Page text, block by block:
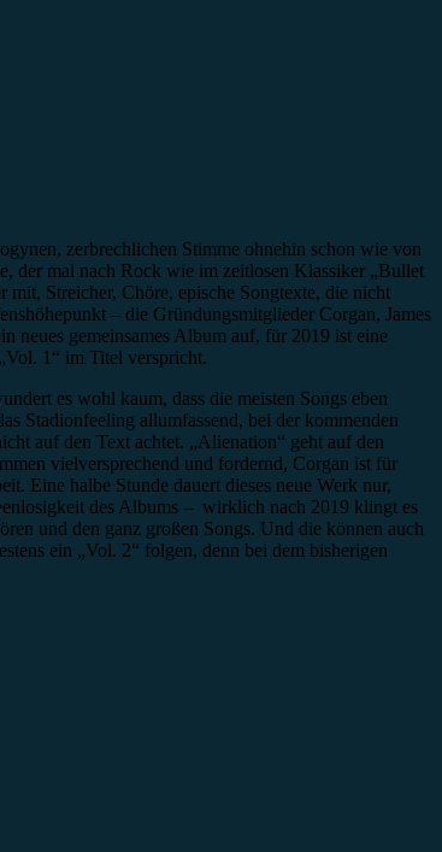
zerbrechlichen Stimme ohnehin schon wie von
der mal nach Rock wie im zeitlosen Klassiker „Bullet
Streicher, Chöre, epische Songtexte, die nicht
– die Gründungsmitglieder Corgan, James
neues gemeinsames Album auf, für 2019 ist eine
1“ im Titel verspricht.
es wohl kaum, dass die meisten Songs eben
Stadionfeeling allumfassend, bei der kommenden
auf den Text achtet. „Alienation“ geht auf den
vielversprechend und fordernd, Corgan ist für
Eine halbe Stunde dauert dieses neue Werk nur,
des Albums – wirklich nach 2019 klingt es
und den ganz großen Songs. Und die können auch
ein „Vol. 2“ folgen, denn bei dem bisherigen